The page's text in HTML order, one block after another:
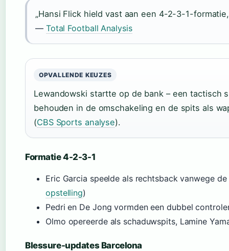
„Hansi Flick hield vast aan een 4-2-3-1-
— Total Football Analysis
OPVALLENDE KEUZES
Lewandowski startte op de bank – een tactisch
behouden in de omschakeling en de spits als
(CBS Sports analyse).
Formatie 4-2-3-1
Eric Garcia speelde als rechtsback vanwege
opstelling)
Pedri en De Jong vormden een dubbel
Olmo opereerde als schaduwspits, Lamine
Blessure-updates Barcelona